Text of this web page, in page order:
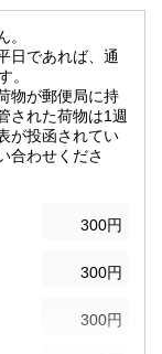
日であれば、通
。
物が郵便局に持
された荷物は1週
が投函されてい
合わせくださ
300円
300円
300円